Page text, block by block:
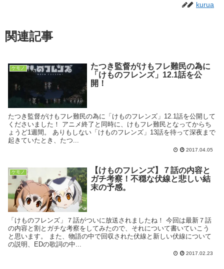
kurua
関連記事
ケモノ
たつき監督がけもフレ難民の為に
「けものフレンズ」12.1話を公
開！
たつき監督がけもフレ難民の為に「けものフレンズ」12.1話を公開して
くださいました！ アニメ終了と同時に、けもフレ難民となってからち
ょうど1週間。 ありもしない「けものフレンズ」13話を待って深夜まで
起きていたとき、たつ...
2017.04.05
ケモノ
【けものフレンズ】７話の内容と
ガチ考察！不穏な伏線と悲しい結
末の予感。
「けものフレンズ」７話がついに放送されましたね！ 今回は最新７話
の内容と割とガチな考察をしてみたので、それについて書いていこう
と思います。 また、物語の中で回収された伏線と新しい伏線について
の説明、EDの歌詞の中...
2017.02.23